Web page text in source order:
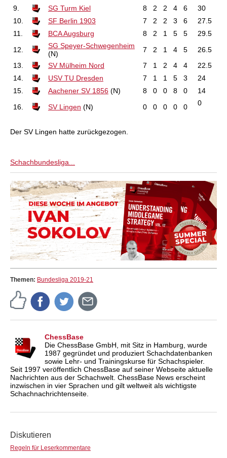
9.
SG Turm Kiel 8 2 2 4 6
30
10.
SF Berlin 1903 7 2 2 3 6
27.5
11.
BCA Augsburg 8 2 1 5 5
29.5
12.
SG Speyer-Schwegenheim
(N)
7 2 1 4 5
26.5
13.
SV Mülheim Nord 7 1 2 4 4
22.5
14.
USV TU Dresden 7 1 1 5 3
24
15.
Aachener SV 1856(N) 8 0 0 8 0
14
16.
SV Lingen (N) 0 0 0 0 0 0
Der SV Lingen hatte zurückgezogen.
Schachbundesliga...
Themen: Bundesliga 2019-21
ChessBase
Die ChessBase GmbH, mit Sitz in Hamburg, wurde
1987 gegründet und produziert Schachdatenbanken
sowie Lehr- und Trainingskurse für Schachspieler.
Seit 1997 veröffentlich ChessBase auf seiner Webseite aktuelle
Nachrichten aus der Schachwelt. ChessBase News erscheint
inzwischen in vier Sprachen und gilt weltweit als wichtigste
Schachnachrichtenseite.
Diskutieren
Regeln für Leserkommentare